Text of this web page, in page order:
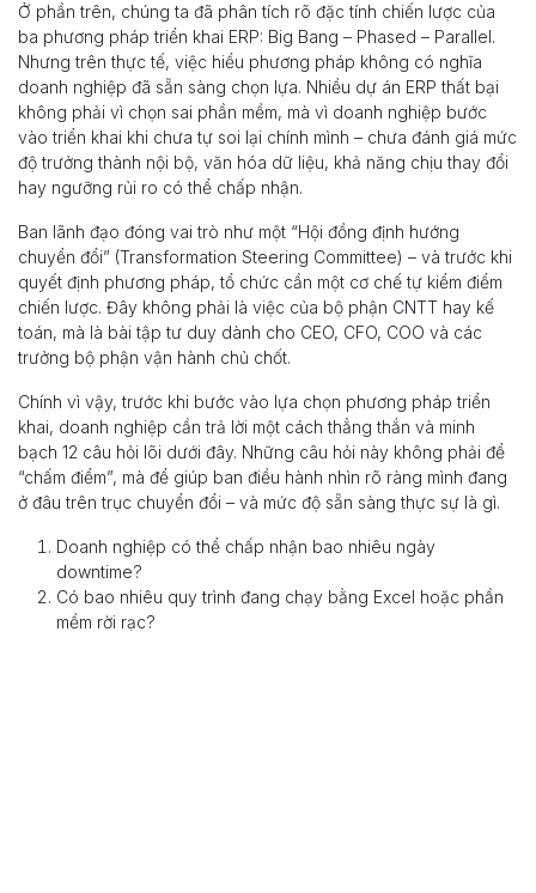
Ở phần trên, chúng ta đã phân tích rõ đặc tính chiến lược của
ba phương pháp triển khai ERP: Big Bang – Phased – Parallel.
Nhưng trên thực tế, việc hiểu phương pháp không có nghĩa
doanh nghiệp đã sẵn sàng chọn lựa. Nhiều dự án ERP thất bại
không phải vì chọn sai phần mềm, mà vì doanh nghiệp bước
vào triển khai khi chưa tự soi lại chính mình – chưa đánh giá mức
độ trưởng thành nội bộ, văn hóa dữ liệu, khả năng chịu thay đổi
hay ngưỡng rủi ro có thể chấp nhận.
Ban lãnh đạo đóng vai trò như một “Hội đồng định hướng
chuyển đổi” (Transformation Steering Committee) – và trước khi
quyết định phương pháp, tổ chức cần một cơ chế tự kiểm điểm
chiến lược. Đây không phải là việc của bộ phận CNTT hay kế
toán, mà là bài tập tư duy dành cho CEO, CFO, COO và các
trưởng bộ phận vận hành chủ chốt.
Chính vì vậy, trước khi bước vào lựa chọn phương pháp triển
khai, doanh nghiệp cần trả lời một cách thẳng thắn và minh
bạch 12 câu hỏi lõi dưới đây. Những câu hỏi này không phải để
“chấm điểm”, mà để giúp ban điều hành nhìn rõ ràng mình đang
ở đâu trên trục chuyển đổi – và mức độ sẵn sàng thực sự là gì.
Doanh nghiệp có thể chấp nhận bao nhiêu ngày
downtime?
Có bao nhiêu quy trình đang chạy bằng Excel hoặc phần
mềm rời rạc?